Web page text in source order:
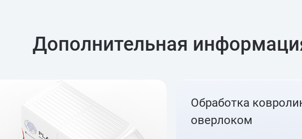
Дополнительная
Обработка
оверлоком